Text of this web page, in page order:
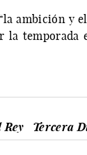
ambición y
temporada
Tercera